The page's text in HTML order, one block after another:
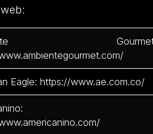
Eagle: https://www.ae.com.co/